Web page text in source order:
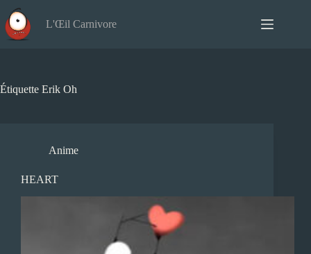
au
contenu
L'Œil Carnivore
Étiquette Erik Oh
Anime
HEART